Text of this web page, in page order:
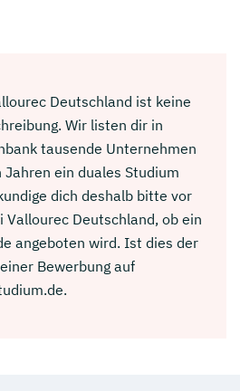
Deutschland ist keine
Wir listen dir in
tausende Unternehmen
ein duales Studium
dich deshalb bitte vor
Vallourec Deutschland, ob ein
angeboten wird. Ist dies der
Bewerbung auf